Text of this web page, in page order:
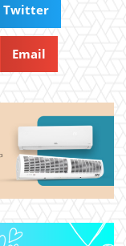
Twitter
Email